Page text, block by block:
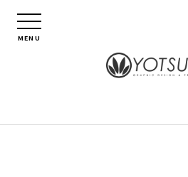
MENU